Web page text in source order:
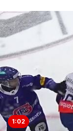
1:02